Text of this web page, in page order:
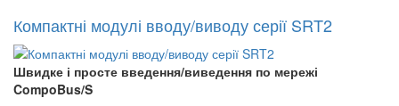
Компактні модулі вводу/виводу серії SRT2
Швидке і просте введення/виведення по мережі
CompoBus/S